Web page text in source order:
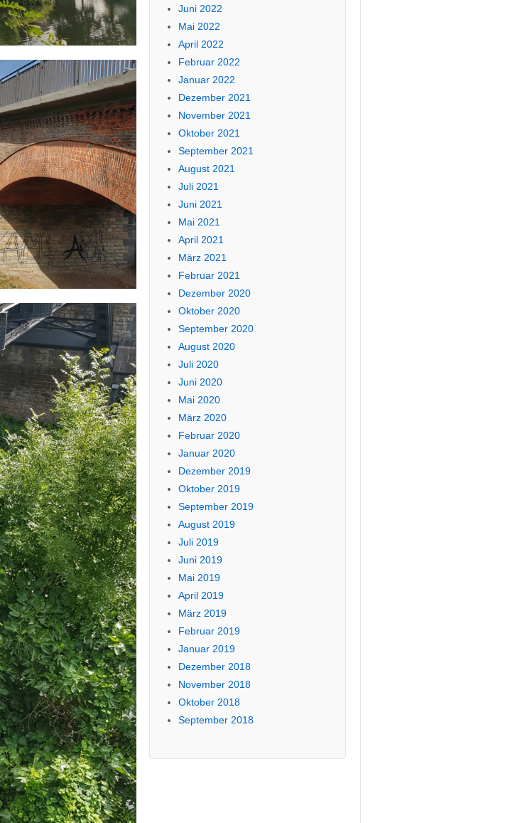
Juni 2022
Mai 2022
April 2022
Februar 2022
Januar 2022
Dezember 2021
November 2021
Oktober 2021
September 2021
August 2021
Juli 2021
Juni 2021
Mai 2021
April 2021
März 2021
Februar 2021
Dezember 2020
Oktober 2020
September 2020
August 2020
Juli 2020
Juni 2020
Mai 2020
März 2020
Februar 2020
Januar 2020
Dezember 2019
Oktober 2019
September 2019
August 2019
Juli 2019
Juni 2019
Mai 2019
April 2019
März 2019
Februar 2019
Januar 2019
Dezember 2018
November 2018
Oktober 2018
September 2018